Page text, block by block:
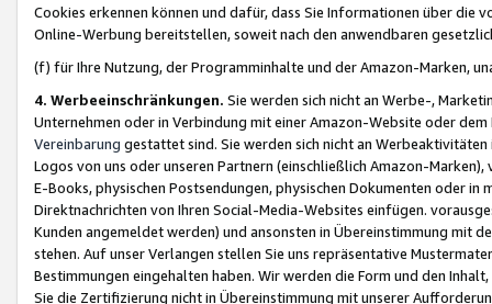
Cookies erkennen können und dafür, dass Sie Informationen über die
Online-Werbung bereitstellen, soweit nach den anwendbaren
(f) für Ihre Nutzung, der Programminhalte und der Amazon-Marken,
4. Werbeeinschränkungen. Sie werden sich nicht an Werbe-,
Unternehmen oder in Verbindung mit einer Amazon-Website oder
Vereinbarung gestattet sind. Sie werden sich nicht an
Logos von uns oder unseren Partnern (einschließlich Amazon-
E-Books, physischen Postsendungen, physischen Dokumenten oder in
Direktnachrichten von Ihren Social-Media-Websites einfügen.
Kunden angemeldet werden) und ansonsten in Übereinstimmung mit
stehen. Auf unser Verlangen stellen Sie uns repräsentative
Bestimmungen eingehalten haben. Wir werden die Form und den
Sie die Zertifizierung nicht in Übereinstimmung mit unserer